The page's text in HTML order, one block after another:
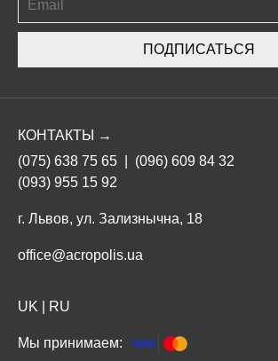
ПОДПИСАТЬСЯ
КОНТАКТЫ →
(075) 638 75 65
(096) 609 84 32
(093) 955 15 92
г. Львов, ул. Зализнычна, 18
office@acropolis.ua
UK RU
Мы принимаем: